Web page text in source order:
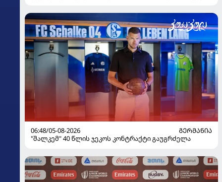
06:48/05-08-2026
ᲒᲔᲠᲛᲐᲜᲘᲐ
"შალკემ" 40 წლის ჯეკოს კონტრაქტი გაუგრძელა